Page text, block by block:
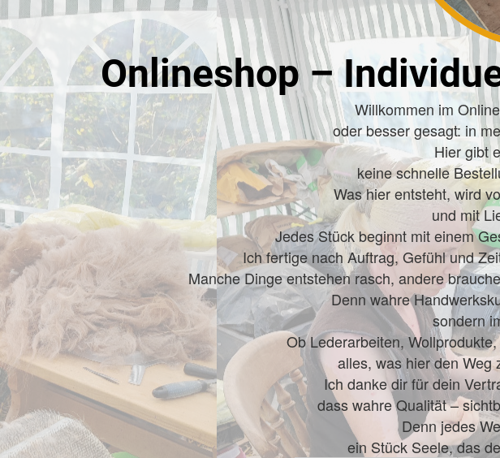
Onlineshop –
Willkommen im
oder besser gesagt: in
Hier gibt
keine schnelle
Was hier entsteht, wird
und mit
Jedes Stück beginnt mit einem
Ich fertige nach Auftrag, Gefühl und
Manche Dinge entstehen rasch, andere
Denn wahre
sondern
Ob Lederarbeiten,
alles, was hier den Weg
Ich danke dir für dein
dass wahre Qualität –
Denn jedes
ein Stück Seele, das